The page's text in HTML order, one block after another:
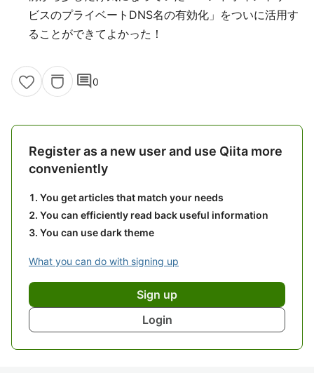
ビスのプライベートDNS名の有効化」をついに活用す
ることができてよかった！
comment0
Register as a new user and use Qiita more
conveniently
You get articles that match your needs
You can efficiently read back useful information
You can use dark theme
What you can do with signing up
Sign up
Login